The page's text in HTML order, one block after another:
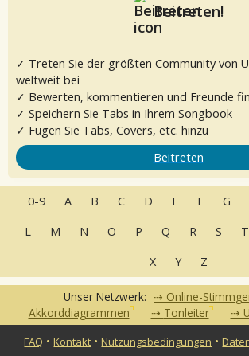
Beitreten!
✓ Treten Sie der größten Community von
weltweit bei
✓ Bewerten, kommentieren und Freunde
✓ Speichern Sie Tabs in Ihrem Songbook
✓ Fügen Sie Tabs, Covers, etc. hinzu
Beitreten
0-9 A B C D E F G
L
M N O P Q R S T
X
Y Z
Unser Netzwerk:
Online-
Akkorddiagrammen
Tonleiter
FAQ •Kontakt •Nutzungsbedingungen •